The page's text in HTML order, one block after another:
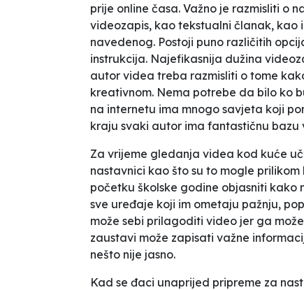
prije online časa. Važno je razmisliti o
videozapis, kao tekstualni članak,
navedenog. Postoji puno različitih
instrukcija. Najefikasnija dužina
autor videa treba razmisliti o tome
kreativnom. Nema potrebe da bilo ko
na internetu ima mnogo savjeta koji
kraju svaki autor ima fantastičnu
Za vrijeme gledanja videa kod kuće
nastavnici kao što su to mogle
početku školske godine objasniti
sve uređaje koji im ometaju pažnju,
može sebi prilagoditi video jer ga
zaustavi može zapisati važne
nešto nije jasno.
Kad se đaci unaprijed pripreme za